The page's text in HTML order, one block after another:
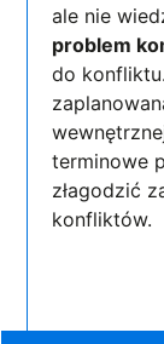
ale nie
problem
do
terminowe
złagodzić
konfliktów.